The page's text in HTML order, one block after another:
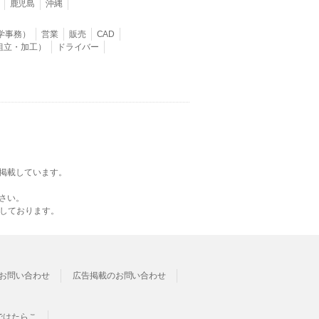
鹿児島 沖縄
務） 営業 販売
CAD
・加工） ドライバー
しています。
い。
ております。
問い合わせ
広告掲載のお問い合わせ
はたらこ